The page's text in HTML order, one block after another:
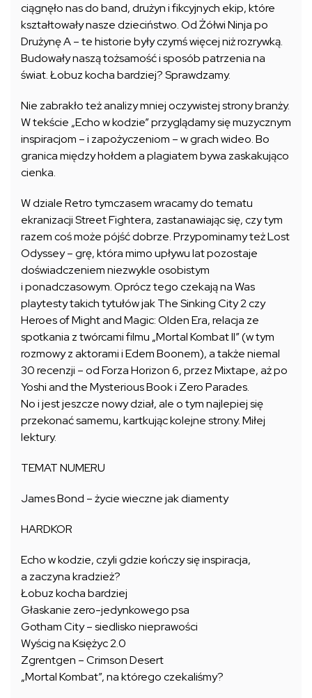
ciągnęło nas do band, drużyn i fikcyjnych ekip, które
kształtowały nasze dzieciństwo. Od Żółwi Ninja po
Drużynę A – te historie były czymś więcej niż rozrywką.
Budowały naszą tożsamość i sposób patrzenia na
świat. Łobuz kocha bardziej? Sprawdzamy.
Nie zabrakło też analizy mniej oczywistej strony branży.
W tekście „Echo w kodzie” przyglądamy się muzycznym
inspiracjom – i zapożyczeniom – w grach wideo. Bo
granica między hołdem a plagiatem bywa zaskakująco
cienka.
W dziale Retro tymczasem wracamy do tematu
ekranizacji Street Fightera, zastanawiając się, czy tym
razem coś może pójść dobrze. Przypominamy też Lost
Odyssey – grę, która mimo upływu lat pozostaje
doświadczeniem niezwykle osobistym
i ponadczasowym. Oprócz tego czekają na Was
playtesty takich tytułów jak The Sinking City 2 czy
Heroes of Might and Magic: Olden Era, relacja ze
spotkania z twórcami filmu „Mortal Kombat II” (w tym
rozmowy z aktorami i Edem Boonem), a także niemal
30 recenzji – od Forza Horizon 6, przez Mixtape, aż po
Yoshi and the Mysterious Book i Zero Parades.
No i jest jeszcze nowy dział, ale o tym najlepiej się
przekonać samemu, kartkując kolejne strony. Miłej
lektury.
TEMAT NUMERU
James Bond – życie wieczne jak diamenty
HARDKOR
Echo w kodzie, czyli gdzie kończy się inspiracja,
a zaczyna kradzież?
Łobuz kocha bardziej
Głaskanie zero-jedynkowego psa
Gotham City – siedlisko nieprawości
Wyścig na Księżyc 2.0
Zgrentgen – Crimson Desert
„Mortal Kombat”, na którego czekaliśmy?